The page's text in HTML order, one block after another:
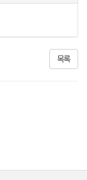
목록